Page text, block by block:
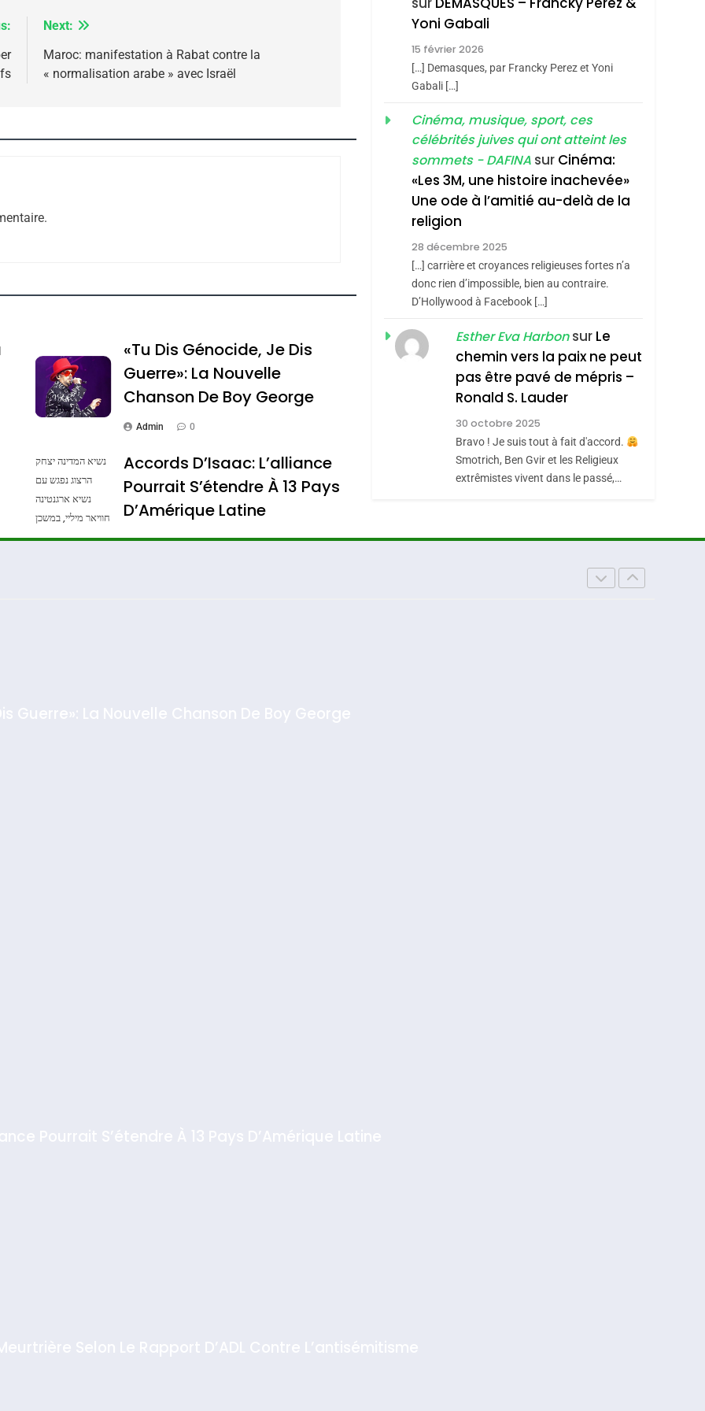
Next:
Maroc: manifestation à Rabat contre la
« normalisation arabe » avec Israël
«Tu Dis Génocide, Je Dis
Guerre»: La Nouvelle
Chanson De Boy George
Admin 0
נשיא המדינה יצחק
הרצוג נפגש עם
נשיא ארגנטינה
חוויאר מיליי, במשכן
הנשיא בירושלים.
Accords D’Isaac: L’alliance
Pourrait S’étendre À 13 Pays
D’Amérique Latine
Admin 0
Nouvelle Chanson De
Boy George
ISRAÉL JUDAISME
Accords D’Isaac:
L’alliance Pourrait
S’étendre À 13 Pays
D’Amérique Latine
ISRAÉL JUDAISME
5
Meurtrière Selon Le
Rapport D’ADL
Contre
L’antisémitisme
FRANCE ISRAÉL
FIÈRE, DIGNE ET
RÉSILIENTE :
POURQUOI JE
REVENDIQUE MA
JUDAÏTE Par Thérèse
Zrihen-Dvir
ISRAÉL JUDAISME
CE QUI NOUS
MANQUE – Jacques
Hadida
JUDAISME
Maroc : Les Amandes
De Tadla Azilal
Yoni Gabali
15 février 2026
[…] Demasques, par Francky Perez et Yoni
Gabali […]
Cinéma, musique, sport, ces
célébrités juives qui ont atteint les
sommets - DAFINA sur Cinéma:
«Les 3M, une histoire inachevée»
Une ode à l’amitié au-delà de la
religion
28 décembre 2025
[…] carrière et croyances religieuses fortes n’a
donc rien d’impossible, bien au contraire.
D’Hollywood à Facebook […]
Esther Eva Harbonsur Le
chemin vers la paix ne peut
pas être pavé de mépris –
Ronald S. Lauder
30 octobre 2025
Bravo ! Je suis tout à fait d'accord.
Smotrich, Ben Gvir et les Religieux
extrêmistes vivent dans le passé,…
– Jacques Hadida
Tafraout, Le Miel De Tadla Azilal Consacrés Produits Du
De Loya Stauber